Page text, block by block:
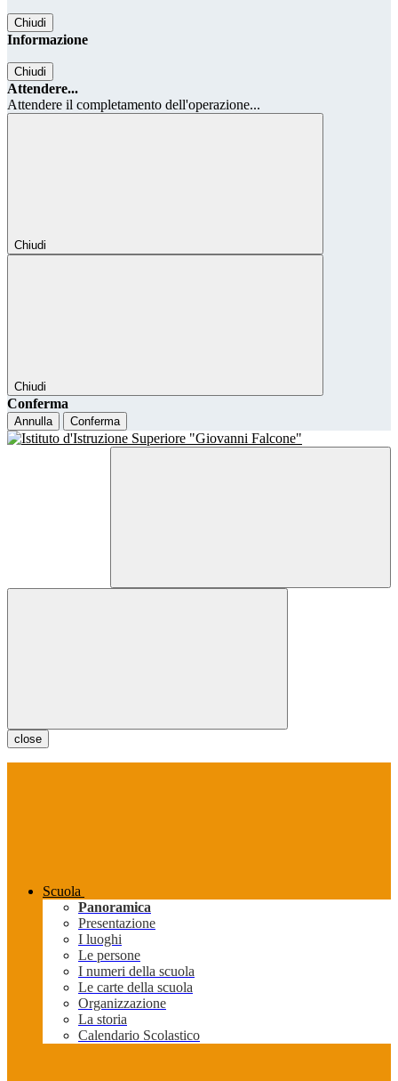
Chiudi
Informazione
Chiudi
Attendere...
Attendere il completamento dell'operazione...
Chiudi
Chiudi
Conferma
Annulla Conferma
close
Scuola
Panoramica
Presentazione
I luoghi
Le persone
I numeri della scuola
Le carte della scuola
Organizzazione
La storia
Calendario Scolastico